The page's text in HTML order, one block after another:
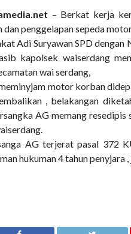
– Berkat kerja
penggelapan sepeda
Adi Suryawan SPD
kapolsek waiserdang
wai serdang,
motor korban
, belakangan
AG memang resedipis
AG terjerat pasal 372
hukuman 4 tahun penyjara